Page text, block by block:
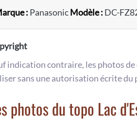
: PanasonicModèle : DC-
indication contraire, les photos de
sans une autorisation écrite du
photos du topo Lac